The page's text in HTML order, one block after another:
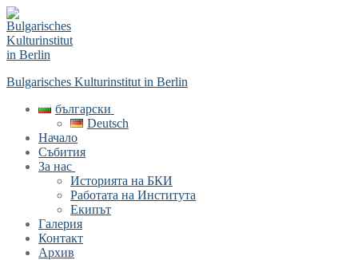
Skip
to
content
Menu
Close
Bulgarisches Kulturinstitut in Berlin
български
Deutsch
Начало
Събития
За нас
Историята на БКИ
Работата на Института
Екипът
Галерия
Контакт
Архив